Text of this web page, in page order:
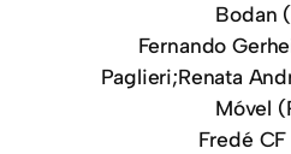
Bodan
Fernando
Paglieri;Renata
Móvel
Fredé